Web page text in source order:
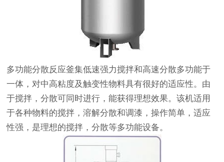
多功能分散反应釜集低速强力搅拌和高速分散多功能于
一体，对中高粘度及触变性物料具有很好的适应性。由
于搅拌，分散可同时进行，能获得理想效果。该机适用
于各种物料的搅拌，溶解分散和调漆，操作简单，适应
性强，是理想的搅拌，分散等多功能设备。